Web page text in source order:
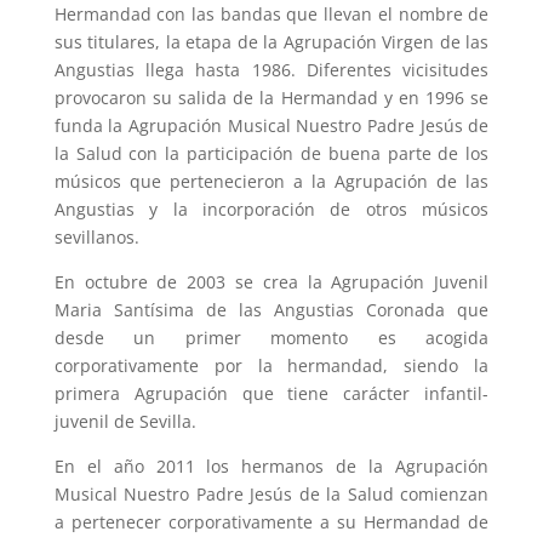
Hermandad con las bandas que llevan el nombre de
sus titulares, la etapa de la Agrupación Virgen de las
Angustias llega hasta 1986. Diferentes vicisitudes
provocaron su salida de la Hermandad y en 1996 se
funda la Agrupación Musical Nuestro Padre Jesús de
la Salud con la participación de buena parte de los
músicos que pertenecieron a la Agrupación de las
Angustias y la incorporación de otros músicos
sevillanos.
En octubre de 2003 se crea la Agrupación Juvenil
Maria Santísima de las Angustias Coronada que
desde un primer momento es acogida
corporativamente por la hermandad, siendo la
primera Agrupación que tiene carácter infantil-
juvenil de Sevilla.
En el año 2011 los hermanos de la Agrupación
Musical Nuestro Padre Jesús de la Salud comienzan
a pertenecer corporativamente a su Hermandad de